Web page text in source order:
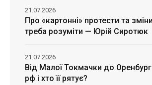
Про «картонні» протести та
треба розуміти — Юрій Сиротюк
21.07.2026
Від Малої Токмачки до
рф і хто її рятує?
21.07.2026